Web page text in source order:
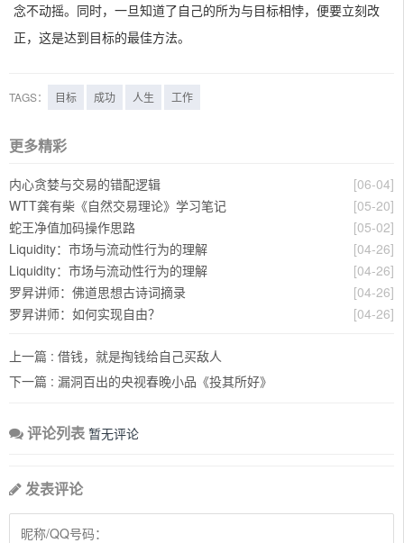
念不动摇。同时，一旦知道了自己的所为与目标相悖，便要立刻改
正，这是达到目标的最佳方法。
TAGS： 目标 成功 人生 工作
更多精彩
[06-04]
内心贪婪与交易的错配逻辑
[05-20]
WTT龚有柴《自然交易理论》学习笔记
[05-02]
蛇王净值加码操作思路
[04-26]
Liquidity：市场与流动性行为的理解
[04-26]
Liquidity：市场与流动性行为的理解
[04-26]
罗昇讲师：佛道思想古诗词摘录
[04-26]
罗昇讲师：如何实现自由？
上一篇 : 借钱，就是掏钱给自己买敌人
下一篇 : 漏洞百出的央视春晚小品《投其所好》
评论列表 暂无评论
发表评论